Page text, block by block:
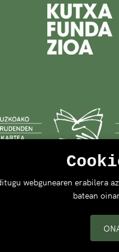
webgunearen
batean